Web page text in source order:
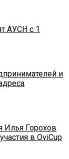
АУСН с 1
и
Илья Горохов
в OviCup